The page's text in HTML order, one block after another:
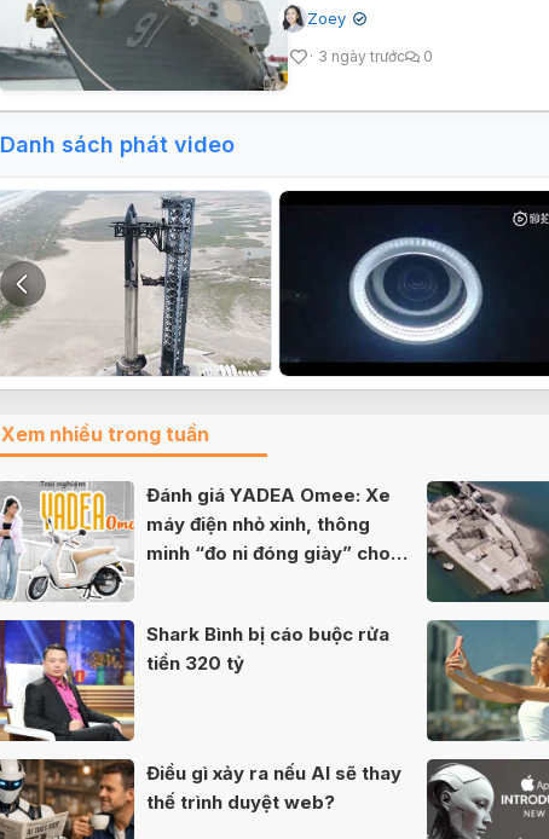
Zoey ✔
3 ngày trước 0
Danh sách phát video
Xem nhiều trong tuần
Đánh giá YADEA Omee: Xe
máy điện nhỏ xinh, thông
minh “đo ni đóng giày” cho
Shark Bình bị cáo buộc rửa
tiền 320 tỷ
Điều gì xảy ra nếu AI sẽ thay
thế trình duyệt web?